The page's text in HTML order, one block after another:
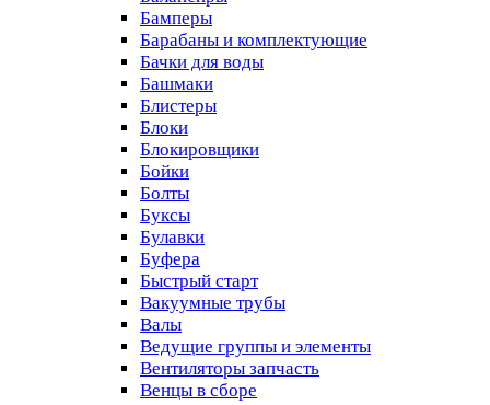
Бамперы
Барабаны и комплектующие
Бачки для воды
Башмаки
Блистеры
Блоки
Блокировщики
Бойки
Болты
Буксы
Булавки
Буфера
Быстрый старт
Вакуумные трубы
Валы
Ведущие группы и элементы
Вентиляторы запчасть
Венцы в сборе